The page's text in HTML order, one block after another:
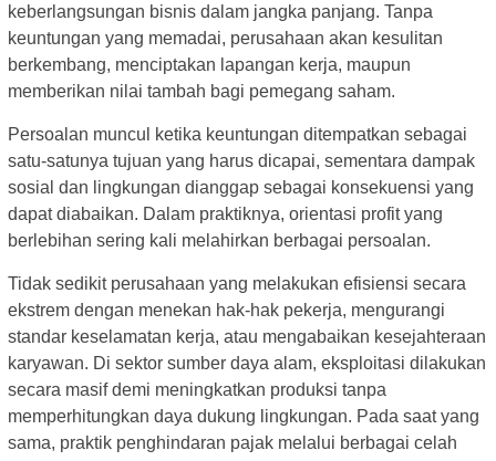
keberlangsungan bisnis dalam jangka panjang. Tanpa
keuntungan yang memadai, perusahaan akan kesulitan
berkembang, menciptakan lapangan kerja, maupun
memberikan nilai tambah bagi pemegang saham.
Persoalan muncul ketika keuntungan ditempatkan sebagai
satu-satunya tujuan yang harus dicapai, sementara dampak
sosial dan lingkungan dianggap sebagai konsekuensi yang
dapat diabaikan. Dalam praktiknya, orientasi profit yang
berlebihan sering kali melahirkan berbagai persoalan.
Tidak sedikit perusahaan yang melakukan efisiensi secara
ekstrem dengan menekan hak-hak pekerja, mengurangi
standar keselamatan kerja, atau mengabaikan kesejahteraan
karyawan. Di sektor sumber daya alam, eksploitasi dilakukan
secara masif demi meningkatkan produksi tanpa
memperhitungkan daya dukung lingkungan. Pada saat yang
sama, praktik penghindaran pajak melalui berbagai celah